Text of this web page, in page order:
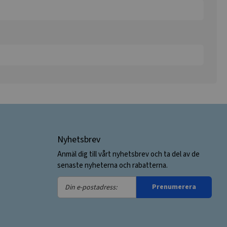
Nyhetsbrev
Anmäl dig till vårt nyhetsbrev och ta del av de
senaste nyheterna och rabatterna.
Din
e-
Prenumerera